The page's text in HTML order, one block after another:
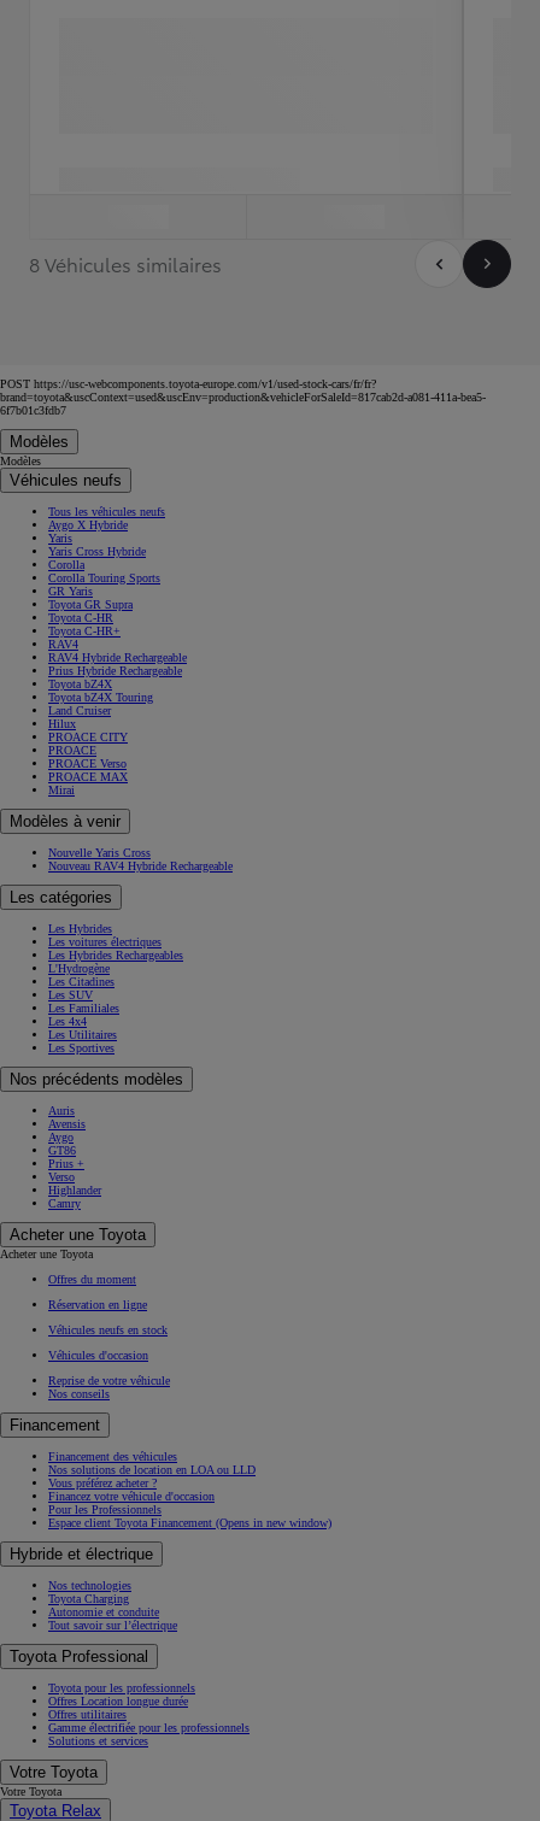
8 Véhicules similaires
POST https://usc-webcomponents.toyota-europe.com/v1/used-stock-cars/fr/fr?
brand=toyota&uscContext=used&uscEnv=production&vehicleForSaleId=817cab2d-a081-411a-bea5-
6f7b01c3fdb7
Modèles
Modèles
Véhicules neufs
Tous les véhicules neufs
Aygo X Hybride
Yaris
Yaris Cross Hybride
Corolla
Corolla Touring Sports
GR Yaris
Toyota GR Supra
Toyota C-HR
Toyota C-HR+
RAV4
RAV4 Hybride Rechargeable
Prius Hybride Rechargeable
Toyota bZ4X
Toyota bZ4X Touring
Land Cruiser
Hilux
PROACE CITY
PROACE
PROACE Verso
PROACE MAX
Mirai
Modèles à venir
Nouvelle Yaris Cross
Nouveau RAV4 Hybride Rechargeable
Les catégories
Les Hybrides
Les voitures électriques
Les Hybrides Rechargeables
L'Hydrogène
Les Citadines
Les SUV
Les Familiales
Les 4x4
Les Utilitaires
Les Sportives
Nos précédents modèles
Auris
Avensis
Aygo
GT86
Prius +
Verso
Highlander
Camry
Acheter une Toyota
Acheter une Toyota
Offres du moment
Réservation en ligne
Véhicules neufs en stock
Véhicules d'occasion
Reprise de votre véhicule
Nos conseils
Financement
Financement des véhicules
Nos solutions de location en LOA ou LLD
Vous préférez acheter ?
Financez votre véhicule d'occasion
Pour les Professionnels
Espace client Toyota Financement (Opens in new window)
Hybride et électrique
Nos technologies
Toyota Charging
Autonomie et conduite
Tout savoir sur l’électrique
Toyota Professional
Toyota pour les professionnels
Offres Location longue durée
Offres utilitaires
Gamme électrifiée pour les professionnels
Solutions et services
Votre Toyota
Votre Toyota
Toyota Relax